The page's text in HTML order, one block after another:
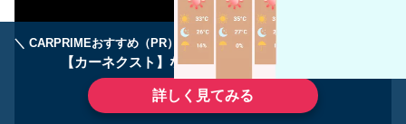
＼ CARPRIMEおすすめ（PR） ／ディーラーで手放すのはもったいない！
【カーネクスト】ならどんなクルマも高価買取
詳しく見てみる